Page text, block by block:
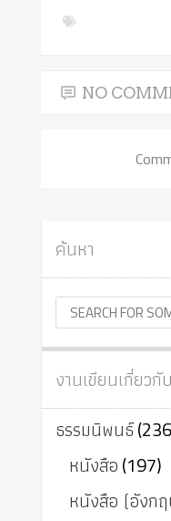
NO
ค้นหา
งานเขียนเกี่ยว
ธรรมนิพนธ์
หนังสือ(197)
หนังสือ (อังก